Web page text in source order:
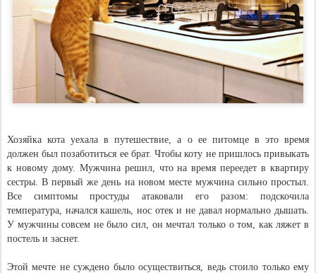
Хозяйка кота уехала в путешествие, а о ее питомце в это время
должен был позаботиться ее брат. Чтобы коту не пришлось привыкать
к новому дому. Мужчина решил, что на время переедет в квартиру
сестры. В первый же день на новом месте мужчина сильно простыл.
Все симптомы простуды атаковали его разом: подскочила
температура, начался кашель, нос отек и не давал нормально дышать.
У мужчины совсем не было сил, он мечтал только о том, как ляжет в
постель и заснет.
Этой мечте не суждено было осуществиться, ведь стоило только ему